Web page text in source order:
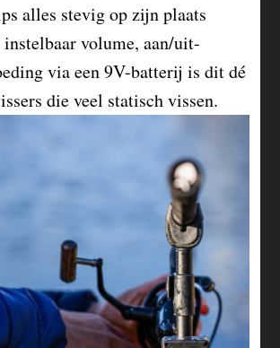
alles stevig op zijn plaats
volume, aan/uit-
via een 9V-batterij is dit dé
die veel statisch vissen.